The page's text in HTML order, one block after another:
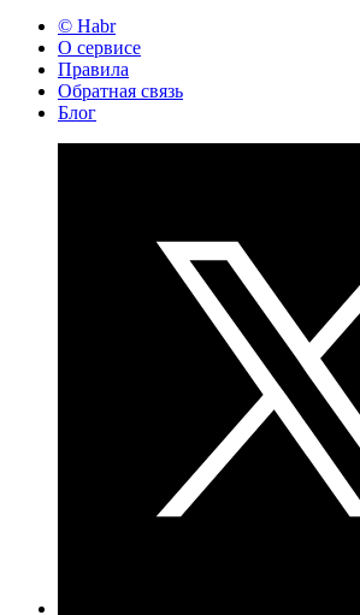
© Habr
О сервисе
Правила
Обратная связь
Блог